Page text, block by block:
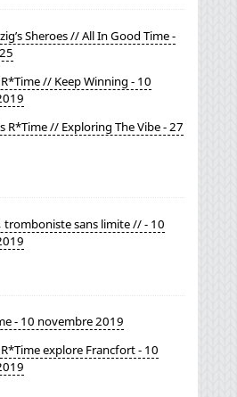
Sheroes // All In Good Time -
// Keep Winning - 10
R*Time // Exploring The Vibe - 27
tromboniste sans limite // - 10
- 10 novembre 2019
explore Francfort - 10